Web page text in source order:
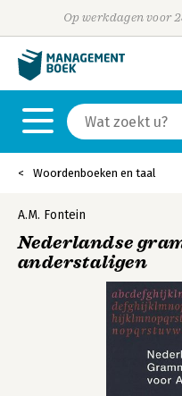
Op werkdagen voor
Woordenboeken en taal
A.M. Fontein
Nederlandse
anderstaligen